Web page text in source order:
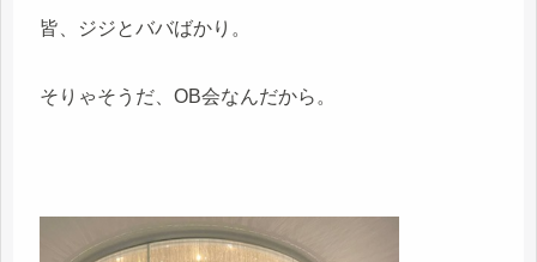
皆、ジジとババばかり。
そりゃそうだ、OB会なんだから。